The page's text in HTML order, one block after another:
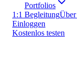
Portfolios
1:1 Begleitung
Einloggen
Kostenlos testen